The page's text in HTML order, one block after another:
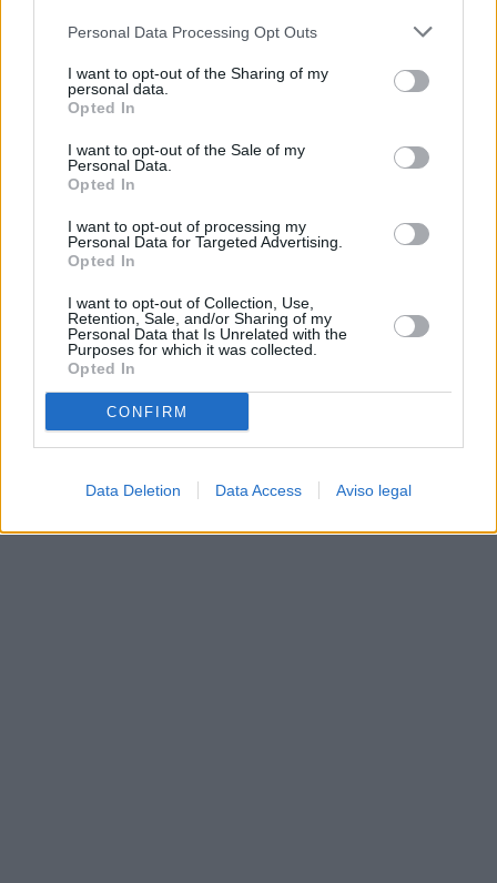
negar su consentimiento. Tenga en cuenta que algún
de su consentimiento, pero usted tiene el derecho de
rechazar tal procesamiento. Sus preferencias se aplicarán
cualquier momento entrando de nuevo en este sitio web o
visitando nuestra política de privacidad.
Personal Data Processing Opt Outs
I want to opt-out of the Sharing of my
personal data.
Opted In
I want to opt-out of the Sale of my
Personal Data.
Opted In
I want to opt-out of processing my
Personal Data for Targeted Advertising.
Opted In
I want to opt-out of Collection, Use,
Retention, Sale, and/or Sharing of my
Personal Data that Is Unrelated with the
Purposes for which it was collected.
Opted In
CONFIRM
Data Deletion Data Access Aviso legal